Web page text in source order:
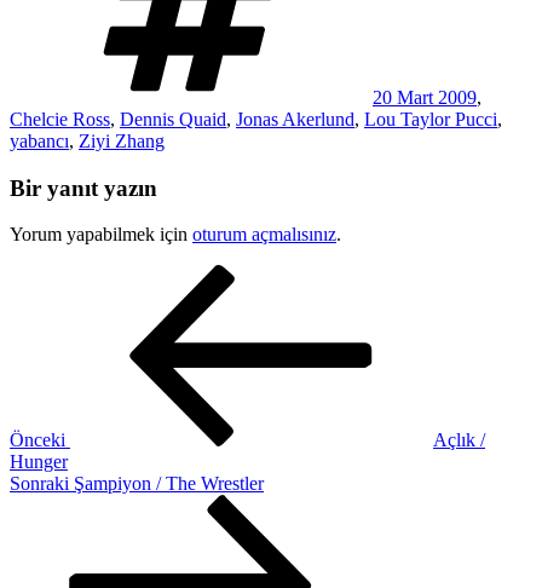
20 Mart 2009,
Chelcie Ross, Dennis Quaid, Jonas Akerlund, Lou Taylor Pucci,
yabancı, Ziyi Zhang
Bir yanıt yazın
Yorum yapabilmek için oturum açmalısınız.
Önceki
Açlık /
Hunger
Sonraki
Sonraki Şampiyon / The Wrestler